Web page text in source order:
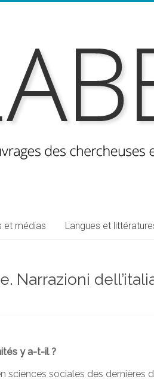
et médias Langues et
Narrazioni
y a-t-il ?
sciences sociales des